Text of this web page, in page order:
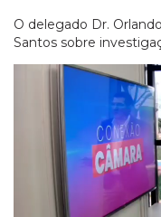
O delegado Dr.
Santos sobre
Tocador